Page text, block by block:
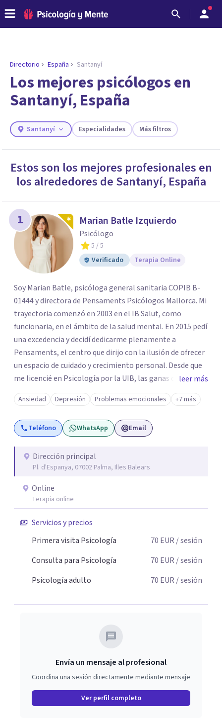
ENCONTRAR MI TERAPEUTA
¿Necesitas ayuda para encontrar el
Responde a unas breves preguntas y te ofreceremos
los profesionales que más se ajustan a tus
necesidades.
Responder cuestionario
Directorio España Santanyí
Los mejores psicólogos en
Santanyí, España
Santanyí Especialidades Más filtros
Estos son los mejores profesionales en
los alrededores de Santanyí, España
1 Marian Batle Izquierdo
Psicólogo
5 / 5
Verificado
Terapia Online
Soy Marian Batle, psicóloga general sanitaria COPIB B-
01444 y directora de Pensaments Psicólogos Mallorca. Mi
trayectoria comenzó en 2003 en el IB Salut, como
funcionaria, en el ámbito de la salud mental. En 2015 pedí
una excedencia y decidí dedicarme plenamente a
Pensaments, el centro que dirijo con la ilusión de ofrecer
un espacio de cuidado y crecimiento personal. Desde que
me licencié en Psicología por la UIB, las ganas de seguir
aprendiendo me han acompañado de manera constante.
Algunas de mis formaciones son: Máster en Neurociencias
(UOC), Máster en Terapias de Tercera Generación (UEMC),
Título de Especialialista en Terapia de Aceptación y
avanzado), Máster en Hipnosis y Psicosomática (NOEBO
Institute), Máster Internacional en PES (Fundación
Capacidades y Desarrollo del Talento (UNIR). Como
docente, he podido impartir más de 2600 horas de
formación a profesionales. Diría que mi forma de trabajar
experiencia clínica y un trato humano cercano, para
acompañarte a comprender, sanar y vivir de una forma
leer más
Ansiedad Depresión Problemas emocionales +7 más
Teléfono WhatsApp Email
Dirección principal
Pl. d'Espanya, 07002 Palma, Illes Balears
Online
Terapia online
Servicios y precios
Primera visita Psicología
70 EUR / sesión
Consulta para Psicología
70 EUR / sesión
Psicología adulto
70 EUR / sesión
Envía un mensaje al profesional
Coordina una sesión directamente mediante mensaje
Ver perfil completo